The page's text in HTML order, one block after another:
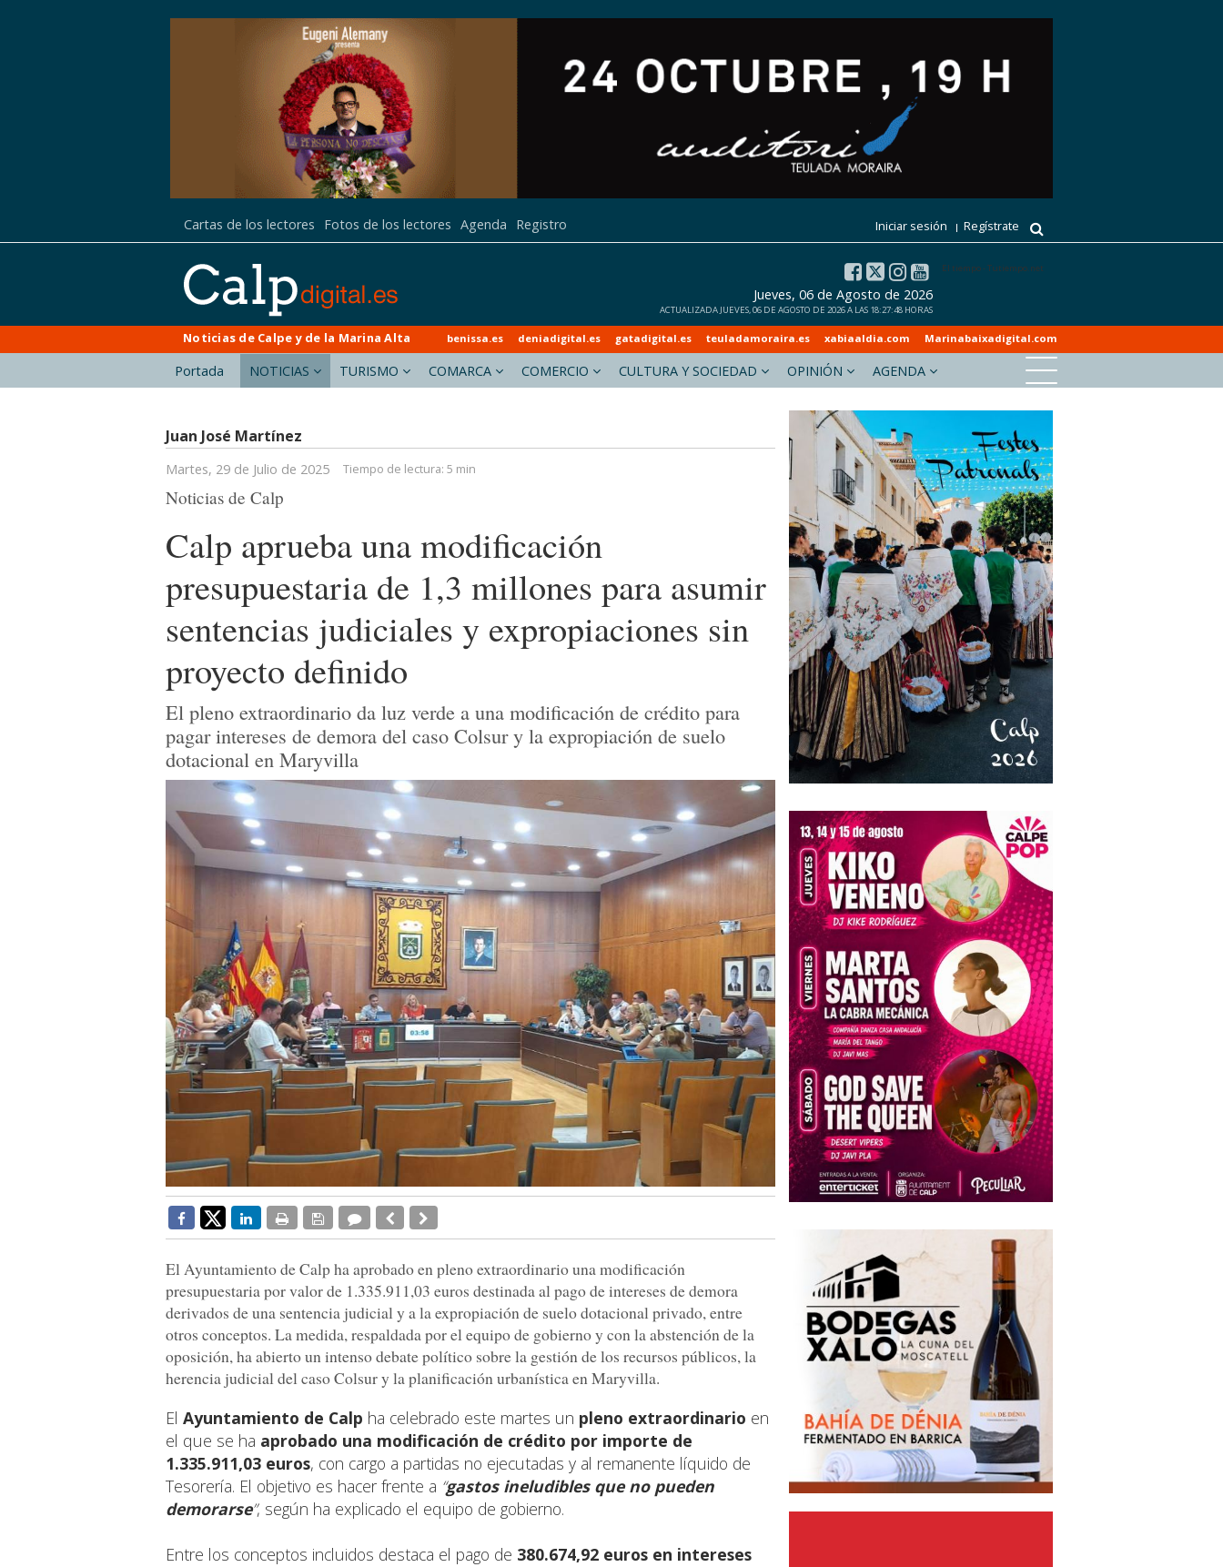
Cartas de los lectores Fotos de los lectores Agenda Registro Iniciar sesión Regístrate
El tiempo - Tutiempo.net
Jueves, 06 de Agosto de 2026
ACTUALIZADA JUEVES, 06 DE AGOSTO DE 2026 A LAS 18:27:48 HORAS
Noticias de Calpe y de la Marina Alta benissa.es deniadigital.es gatadigital.es teuladamoraira.es xabiaaldia.com Marinabaixadigital.com
Portada NOTICIAS TURISMO COMARCA COMERCIO CULTURA Y SOCIEDAD OPINIÓN AGENDA
Juan José Martínez
Martes, 29 de Julio de 2025 Tiempo de lectura: 5 min
Noticias de Calp
Calp aprueba una modificación
presupuestaria de 1,3 millones para asumir
sentencias judiciales y expropiaciones sin
proyecto definido
El pleno extraordinario da luz verde a una modificación de crédito para
pagar intereses de demora del caso Colsur y la expropiación de suelo
dotacional en Maryvilla
El Ayuntamiento de Calp ha aprobado en pleno extraordinario una modificación
presupuestaria por valor de 1.335.911,03 euros destinada al pago de intereses de demora
derivados de una sentencia judicial y a la expropiación de suelo dotacional privado, entre
otros conceptos. La medida, respaldada por el equipo de gobierno y con la abstención de la
oposición, ha abierto un intenso debate político sobre la gestión de los recursos públicos, la
herencia judicial del caso Colsur y la planificación urbanística en Maryvilla.
El Ayuntamiento de Calp ha celebrado este martes un pleno extraordinario en
el que se ha aprobado una modificación de crédito por importe de
1.335.911,03 euros, con cargo a partidas no ejecutadas y al remanente líquido de
Tesorería. El objetivo es hacer frente a “gastos ineludibles que no pueden
demorarse”, según ha explicado el equipo de gobierno.
Entre los conceptos incluidos destaca el pago de 380.674,92 euros en intereses